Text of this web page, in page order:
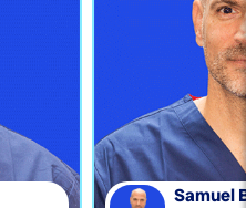
Samuel